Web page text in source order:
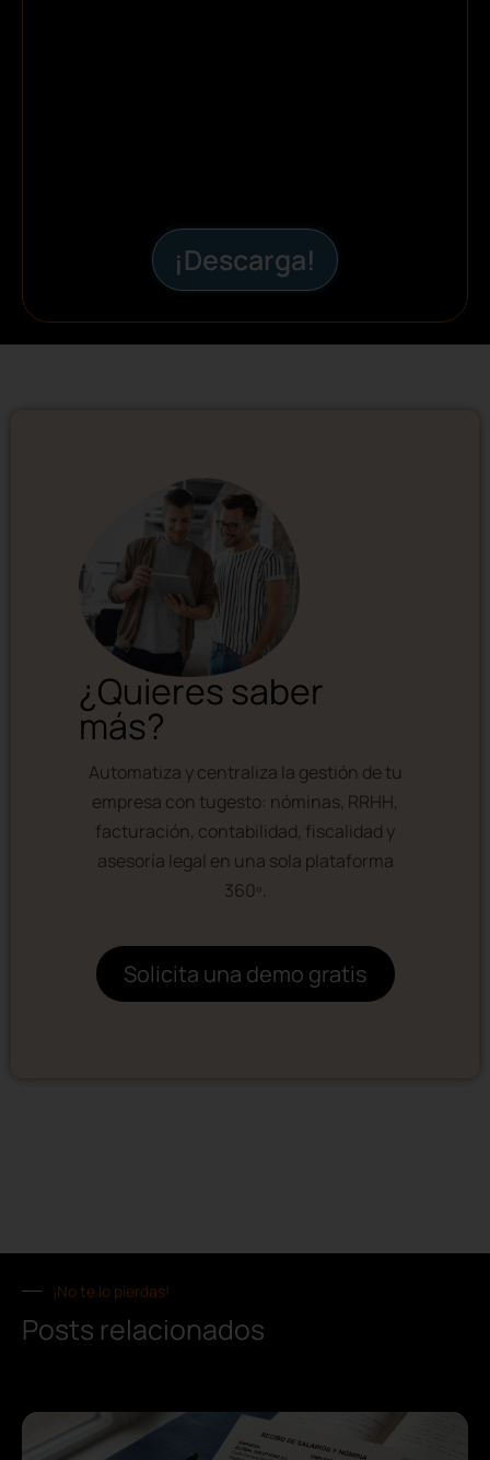
¡Descarga!
¿Quieres saber
más?
Automatiza y centraliza la gestión de tu
empresa con tugesto: nóminas, RRHH,
facturación, contabilidad, fiscalidad y
asesoría legal en una sola plataforma
360º.
Solicita una demo gratis
¡No te lo pierdas!
Posts relacionados